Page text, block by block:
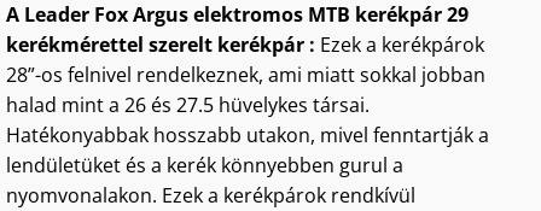
A Leader Fox Argus elektromos MTB kerékpár 29
kerékmérettel szerelt kerékpár : Ezek a kerékpárok
28”-os felnivel rendelkeznek, ami miatt sokkal jobban
halad mint a 26 és 27.5 hüvelykes társai.
Hatékonyabbak hosszabb utakon, mivel fenntartják a
lendületüket és a kerék könnyebben gurul a
nyomvonalakon. Ezek a kerékpárok rendkívül